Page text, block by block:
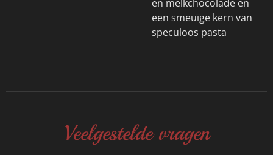
en melkchocolade en
een smeuïge kern van
speculoos pasta
Veelgestelde vragen